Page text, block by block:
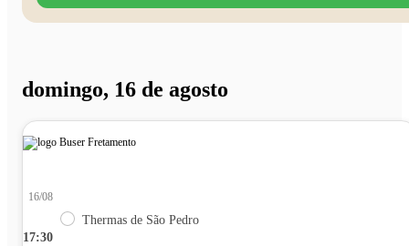
domingo, 16 de agosto
17:30
16/08
Thermas de São Pedro